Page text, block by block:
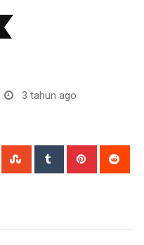
3 tahun ago
WhatsappStumbleUpon
Tumblr Pinterest